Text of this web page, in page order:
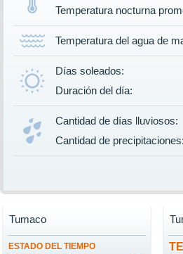
Temperatura nocturna
Temperatura del agua de
Días soleados:
Duración del día:
Cantidad de días lluviosos:
Cantidad de precipitaciones:
ESTADO DEL TIEMPO
Tumaco